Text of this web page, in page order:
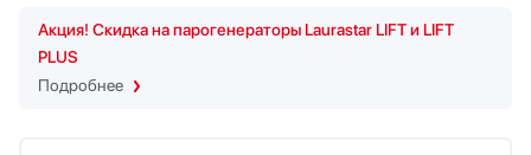
Паровые шкафы для одежды
Подогреватели
Посуда
Акция! Скидка на парогенераторы Laurastar LIFT и LIFT
PLUS
Подробнее